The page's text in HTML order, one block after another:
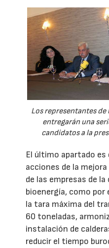
Los representantes de
entregarán una
candidatos a la
El último apartado es
acciones de la
de las empresas de la
bioenergía, como por
la tara máxima del
60 toneladas,
instalación de
reducir el tiempo